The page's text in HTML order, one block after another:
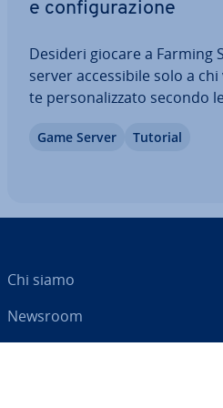
e con­fi­gu­ra­zio­ne
Desideri giocare a Farming
server ac­ces­si­bi­le solo a
te per­so­na­liz­za­to secondo
caso tuo. In questo
Game Server Tutorial
Chi siamo
Newsroom